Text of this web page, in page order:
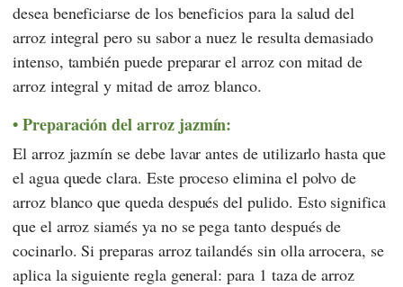
desea beneficiarse de los beneficios para la salud del
arroz integral pero su sabor a nuez le resulta demasiado
intenso, también puede preparar el arroz con mitad de
arroz integral y mitad de arroz blanco.
Preparación del arroz jazmín:
El arroz jazmín se debe lavar antes de utilizarlo hasta que
el agua quede clara. Este proceso elimina el polvo de
arroz blanco que queda después del pulido. Esto significa
que el arroz siamés ya no se pega tanto después de
cocinarlo. Si preparas arroz tailandés sin olla arrocera, se
aplica la siguiente regla general: para 1 taza de arroz